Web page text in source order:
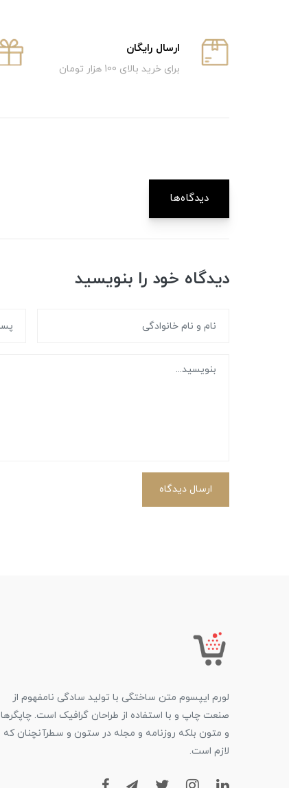
ارسال رایگان
برای خرید بالای 100 هزار تومان
دیدگاه‌ها
دیدگاه خود را بنویسید
ارسال دیدگاه
لورم ایپسوم متن ساختگی با تولید سادگی نامفهوم از
صنعت چاپ و با استفاده از طراحان گرافیک است. چاپگرها
و متون بلکه روزنامه و مجله در ستون و سطرآنچنان که
لازم است.